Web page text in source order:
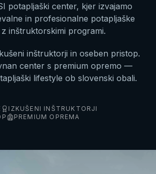
potapljaški center, kjer izvajamo
in profesionalne potapljaške
inštruktorskimi programi.
inštruktorji in oseben pristop.
center s premium opremo —
lifestyle ob slovenski obali.
IZKUŠENI INŠTRUKTORJI
PREMIUM OPREMA